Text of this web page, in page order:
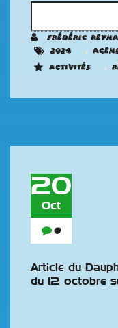
Frédéric
2024
,
Activités
,
20
Oct
0
Article du
du 12 octobre